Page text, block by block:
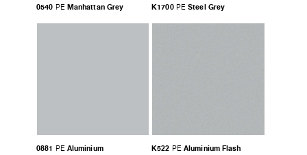
0540 PE Manhattan Grey K1700 PE Steel Grey
0881 PE Aluminium K522 PE Aluminium Flash